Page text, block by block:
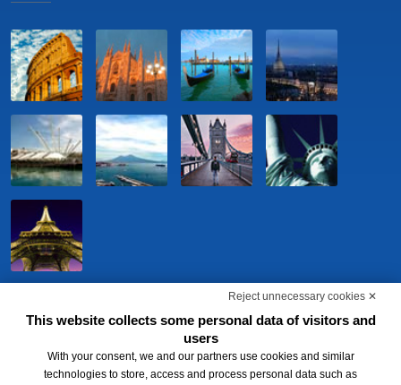
Reject unnecessary cookies ✕
This website collects some personal data of visitors and
users
With your consent, we and our partners use cookies and similar
technologies to store, access and process personal data such as